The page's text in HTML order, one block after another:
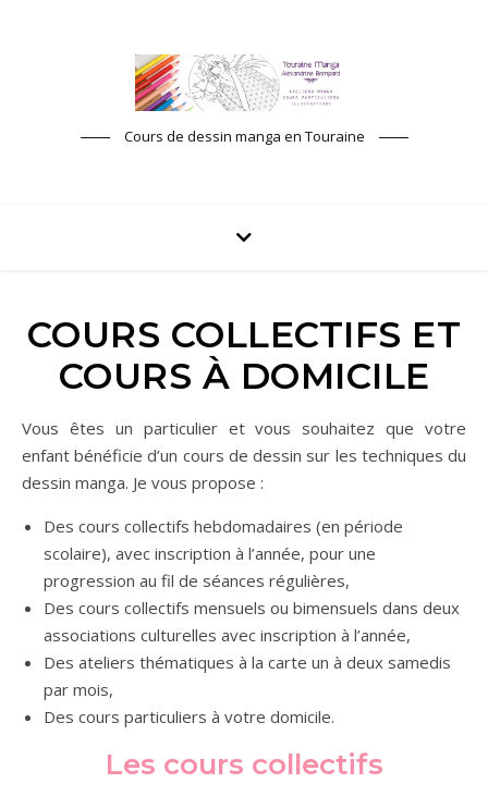
Cours de dessin manga en Touraine
COURS COLLECTIFS ET
COURS À DOMICILE
Vous êtes un particulier et vous souhaitez que votre
enfant bénéficie d’un cours de dessin sur les techniques du
dessin manga. Je vous propose :
Des cours collectifs hebdomadaires (en période
scolaire), avec inscription à l’année, pour une
progression au fil de séances régulières,
Des cours collectifs mensuels ou bimensuels dans deux
associations culturelles avec inscription à l’année,
Des ateliers thématiques à la carte un à deux samedis
par mois,
Des cours particuliers à votre domicile.
Les cours collectifs